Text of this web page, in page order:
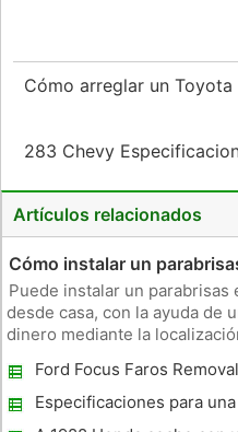
Cómo arreglar un
283 Chevy
Artículos relacionados
Cómo instalar un
Puede instalar un
desde casa, con la ayuda de
dinero mediante la
Ford no sólo te protege de
que re
Ford Focus Faros Removal
Especificaciones para